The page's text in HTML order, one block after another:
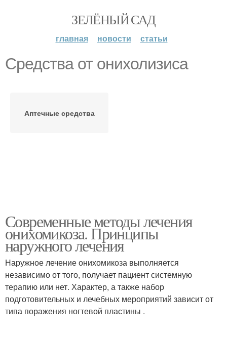
ЗЕЛЁНЫЙ САД
главная новости статьи
Средства от онихолизиса
Аптечные средства
Современные методы лечения
онихомикоза. Принципы
наружного лечения
Наружное лечение онихомикоза выполняется
независимо от того, получает пациент системную
терапию или нет. Характер, а также набор
подготовительных и лечебных мероприятий зависит от
типа поражения ногтевой пластины .